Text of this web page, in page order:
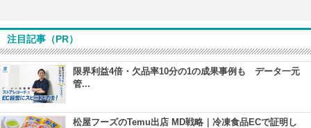
注目記事（PR）
限界利益4倍・欠品率10分の1の成果事例も データ一元
管...
松屋フーズのTemu出店 MD戦略｜冷凍食品ECで証明し